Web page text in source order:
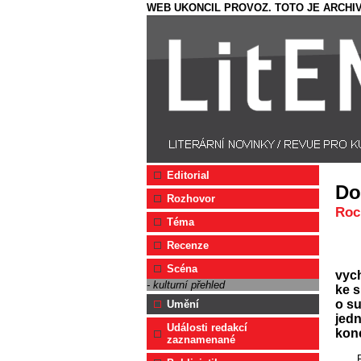
WEB UKONCIL PROVOZ. TOTO JE
Editorial
Rozhovor
Téma
Recenze
Scéna
- kulturní přehled
Umění
Události redakcí
zaznamenané
ke
o